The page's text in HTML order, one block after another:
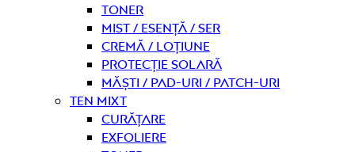
Toner
Mist / Esență / Ser
Cremă / Loțiune
Protecție solară
Măști / Pad-uri / Patch-uri
Ten mixt
curățare
Exfoliere